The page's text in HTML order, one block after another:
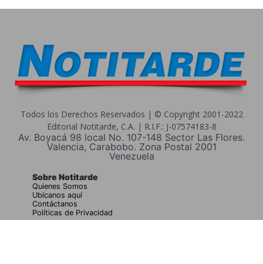
Todos los Derechos Reservados | © Copyright 2001-2022
Editorial Notitarde, C.A. | R.I.F.: J-07574183-8
Av. Boyacá 98 local No. 107-148 Sector Las Flores.
Valencia, Carabobo. Zona Postal 2001
Venezuela
Sobre Notitarde
Quienes Somos
Ubícanos aquí
Contáctanos
Políticas de Privacidad